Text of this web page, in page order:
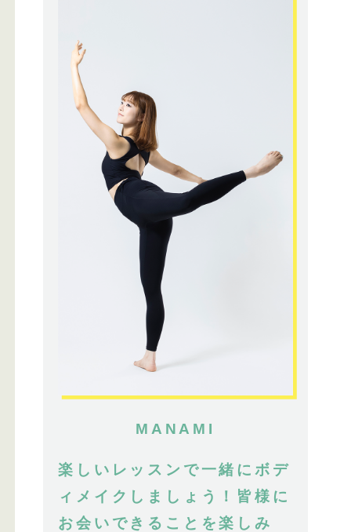
MANAMI
楽しいレッスンで一緒にボデ
ィメイクしましょう！皆様に
お会いできることを楽しみ